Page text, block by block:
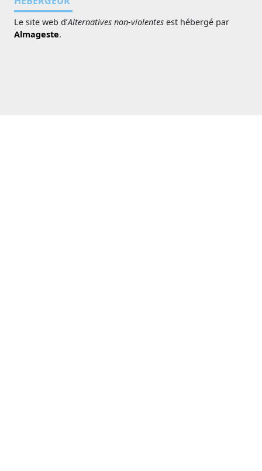
Le site web d’Alternatives non-violentes est hébergé par
Almageste.